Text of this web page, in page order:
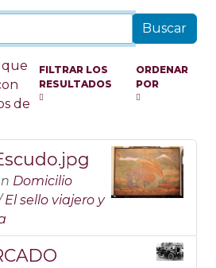
de
FILTRAR LOS
RESULTADOS
ORDENAR
POR
Domicilio
El sello viajero y